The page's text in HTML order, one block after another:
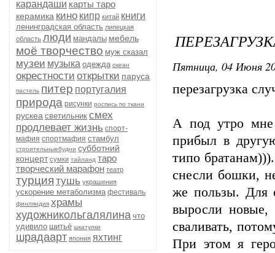
карандаши карты таро
керамика кино кипр китай книги
ленинградская область липецкая
область люди мандалы мебель
моё творчество муж сказал
музеи музыка одежда океан
окрестности открытки паруса
пастель питер португалия
природа рисунки роспись по ткани
рускеа светильник смех
продлевает жизнь спорт-
мафия спортмафия стамбул
строительныебудни субботний
концерт сумки тайланд таро
творческий марафон театр
турция тушь украшения
ускорение метаболизма фестиваль
финляндия храмы
художникольгалялина что
удивило шитьё шкатулки
шрадаарт япония яхтинг
Пятница, 04 Июня
перезагрузка
А под утро мне
прибыл в
типо
снесли бошки,
же пользы. Для
выросли
сваливать,
При этом я